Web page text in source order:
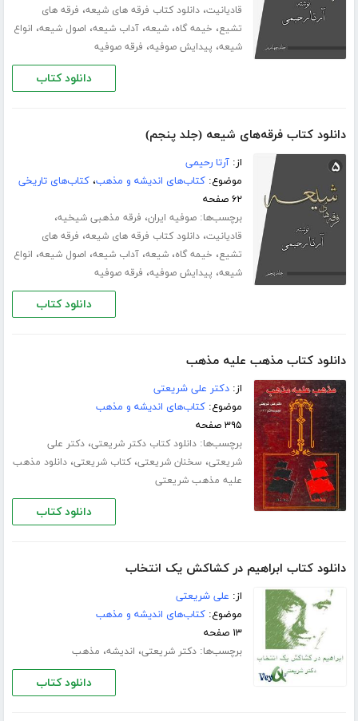
قادیانیت،دانلود کتاب فرقه های شیعه، فرقه های
تشیع، خیمه گاه،شیعه،آداب شیعه، اصول شیعه، انواع
شیعه، پیدایش صوفیه، فرقه صوفیه
دانلود کتاب
دانلود کتاب فرقه‌های شیعه (جلد پنجم)
از:آرتا رحیمی
موضوع:کتاب‌های اندیشه و مذهب،کتاب‌های تاریخی
۶۲ صفحه
برچسب‌ها:صوفیه ایران، فرقه مذهبی شیخیه،
قادیانیت،دانلود کتاب فرقه های شیعه، فرقه های
تشیع، خیمه گاه،شیعه،آداب شیعه، اصول شیعه، انواع
شیعه، پیدایش صوفیه، فرقه صوفیه
دانلود کتاب
دانلود کتاب مذهب علیه مذهب
از:دکتر علی شریعتی
موضوع:کتاب‌های اندیشه و مذهب
۳۹۵ صفحه
برچسب‌ها:دانلود کتاب دکتر شریعتی،دکتر علی
شریعتی، سخنان شریعتی،کتاب شریعتی،دانلود مذهب
علیه مذهب شریعتی
دانلود کتاب
دانلود کتاب ابراهیم در کشاکش یک انتخاب
از: علی شریعتی
موضوع:کتاب‌های اندیشه و مذهب
۱۳ صفحه
برچسب‌ها:دکتر شریعتی، اندیشه، مذهب
دانلود کتاب